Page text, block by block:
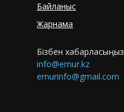
Байланыс
Жарнама
Бізбен хабарласыңыз
info@ernur.kz
ernurinfo@gmail.com